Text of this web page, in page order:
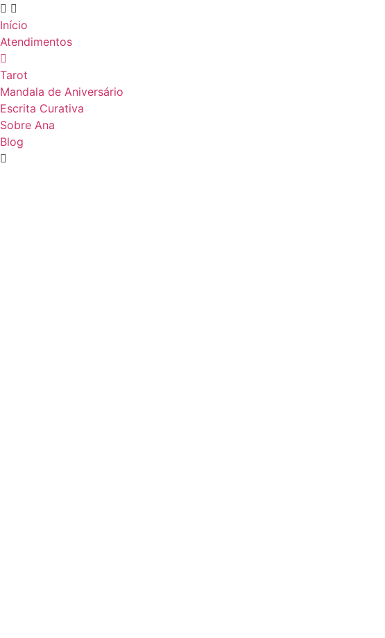
Início
Atendimentos
Tarot
Mandala de Aniversário
Escrita Curativa
Sobre Ana
Blog